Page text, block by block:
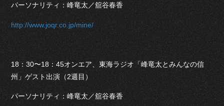
パーソナリティ：峰竜太／舘谷春香
http://www.joqr.co.jp/mine/
18：30〜18：45オンエア、東海ラジオ「峰竜太とみんなの信
州」ゲスト出演（2週目）
パーソナリティ：峰竜太／舘谷春香